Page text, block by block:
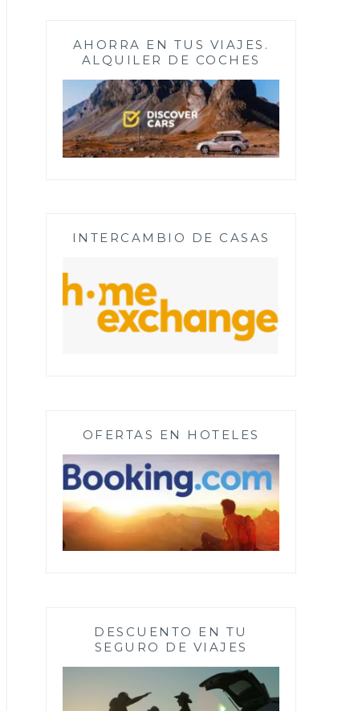
AHORRA EN TUS VIAJES.
ALQUILER DE COCHES
INTERCAMBIO DE CASAS
OFERTAS EN HOTELES
DESCUENTO EN TU
SEGURO DE VIAJES